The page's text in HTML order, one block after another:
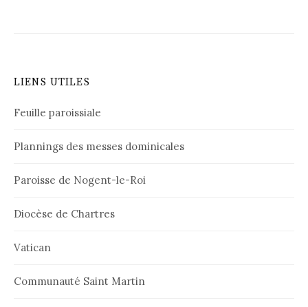
LIENS UTILES
Feuille paroissiale
Plannings des messes dominicales
Paroisse de Nogent-le-Roi
Diocèse de Chartres
Vatican
Communauté Saint Martin